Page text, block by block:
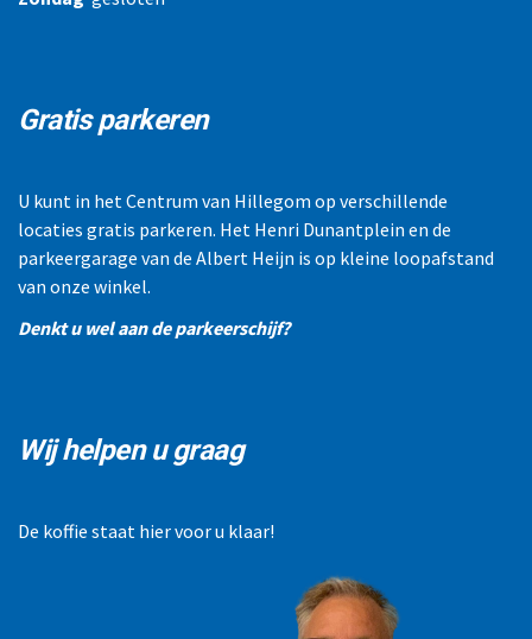
Gratis parkeren
U kunt in het Centrum van Hillegom op verschillende
locaties gratis parkeren. Het Henri Dunantplein en de
parkeergarage van de Albert Heijn is op kleine loopafstand
van onze winkel.
Denkt u wel aan de parkeerschijf?
Wij helpen u graag
De koffie staat hier voor u klaar!